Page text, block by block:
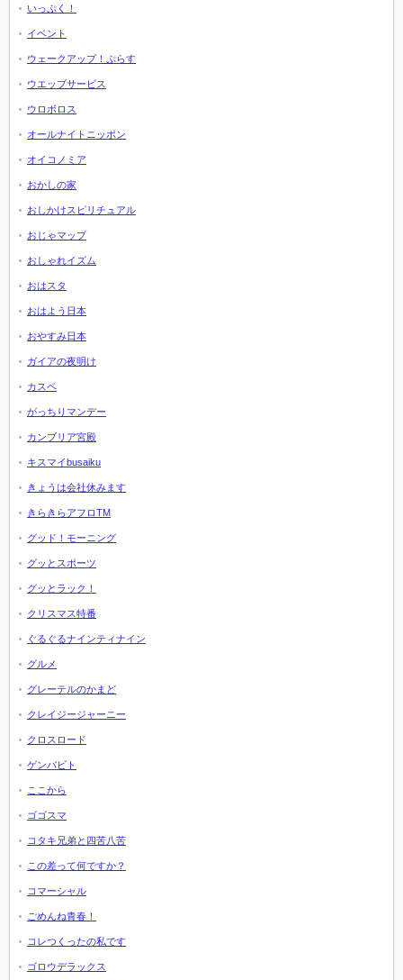
いっぷく！
イベント
ウェークアップ！ぷらす
ウエッブサービス
ウロボロス
オールナイトニッポン
オイコノミア
おかしの家
おしかけスピリチュアル
おじゃマップ
おしゃれイズム
おはスタ
おはよう日本
おやすみ日本
ガイアの夜明け
カスペ
がっちりマンデー
カンブリア宮殿
キスマイbusaiku
きょうは会社休みます
きらきらアフロTM
グッド！モーニング
グッとスポーツ
グッとラック！
クリスマス特番
ぐるぐるナインティナイン
グルメ
グレーテルのかまど
クレイジージャーニー
クロスロード
ゲンバビト
ここから
ゴゴスマ
コタキ兄弟と四苦八苦
この差って何ですか？
コマーシャル
ごめんね青春！
コレつくったの私です
ゴロウデラックス